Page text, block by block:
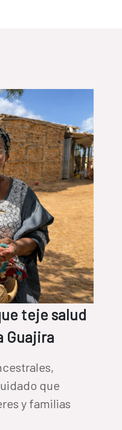
teje salud
Guajira
que
y familias